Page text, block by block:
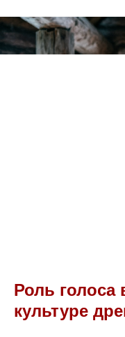
Роль голоса
культуре